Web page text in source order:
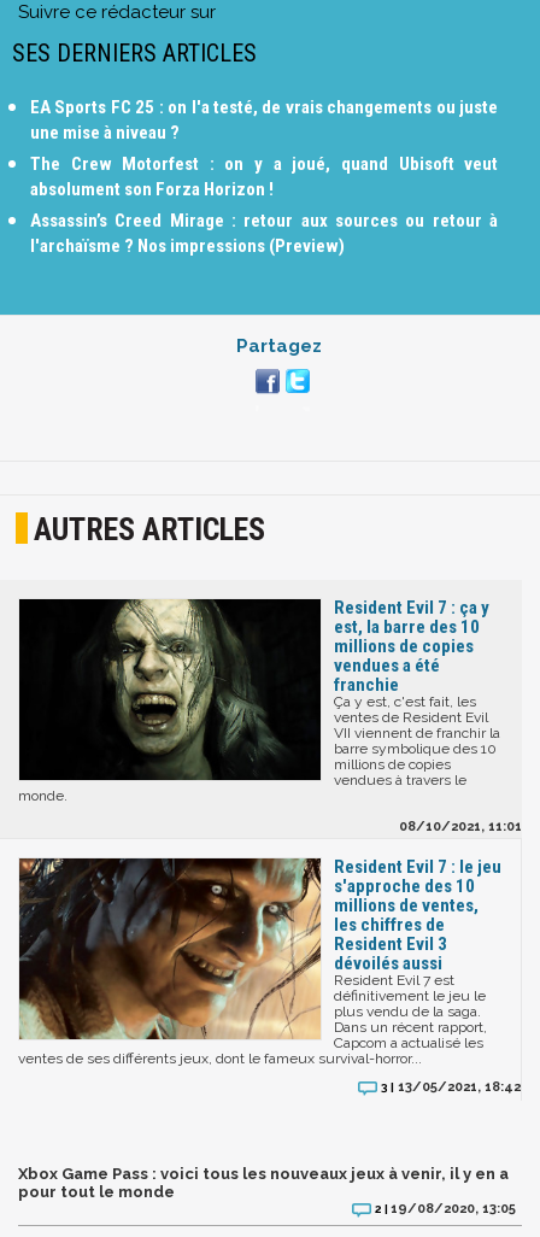
Suivre ce rédacteur sur
SES DERNIERS ARTICLES
EA Sports FC 25 : on l'a testé, de vrais changements ou juste
une mise à niveau ?
The Crew Motorfest : on y a joué, quand Ubisoft veut
absolument son Forza Horizon !
Assassin’s Creed Mirage : retour aux sources ou retour à
l'archaïsme ? Nos impressions (Preview)
Partagez
AUTRES ARTICLES
Resident Evil 7 : ça y
est, la barre des 10
millions de copies
vendues a été
franchie
Ça y est, c'est fait, les
ventes de Resident Evil
VII viennent de franchir la
barre symbolique des 10
millions de copies
vendues à travers le
monde.
08/10/2021, 11:01
Resident Evil 7 : le jeu
s'approche des 10
millions de ventes,
les chiffres de
Resident Evil 3
dévoilés aussi
Resident Evil 7 est
définitivement le jeu le
plus vendu de la saga.
Dans un récent rapport,
Capcom a actualisé les
ventes de ses différents jeux, dont le fameux survival-horror...
3 | 13/05/2021, 18:42
Xbox Game Pass : voici tous les nouveaux jeux à venir, il y en a
pour tout le monde
2 |19/08/2020, 13:05